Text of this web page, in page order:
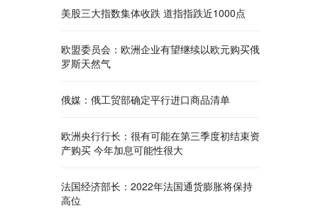
美股三大指数集体收跌 道指指跌近1000点
欧盟委员会：欧洲企业有望继续以欧元购买俄
罗斯天然气
俄媒：俄工贸部确定平行进口商品清单
欧洲央行行长：很有可能在第三季度初结束资
产购买 今年加息可能性很大
法国经济部长：2022年法国通货膨胀将保持
高位